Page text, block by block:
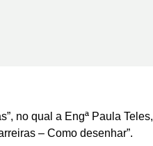
no qual a Engª Paula Teles,
– Como desenhar”.